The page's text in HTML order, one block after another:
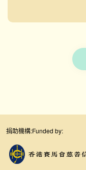
捐助機構:Funded by: